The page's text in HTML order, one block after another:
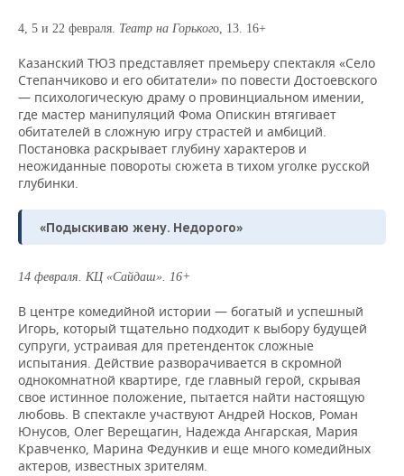
4, 5 и 22 февраля. Театр на Горького, 13. 16+
Казанский ТЮЗ представляет премьеру спектакля «Село
Степанчиково и его обитатели» по повести Достоевского
— психологическую драму о провинциальном имении,
где мастер манипуляций Фома Опискин втягивает
обитателей в сложную игру страстей и амбиций.
Постановка раскрывает глубину характеров и
неожиданные повороты сюжета в тихом уголке русской
глубинки.
«Подыскиваю жену. Недорого»
14 февраля. КЦ «Сайдаш». 16+
В центре комедийной истории — богатый и успешный
Игорь, который тщательно подходит к выбору будущей
супруги, устраивая для претенденток сложные
испытания. Действие разворачивается в скромной
однокомнатной квартире, где главный герой, скрывая
свое истинное положение, пытается найти настоящую
любовь. В спектакле участвуют Андрей Носков, Роман
Юнусов, Олег Верещагин, Надежда Ангарская, Мария
Кравченко, Марина Федункив и еще много комедийных
актеров, известных зрителям.